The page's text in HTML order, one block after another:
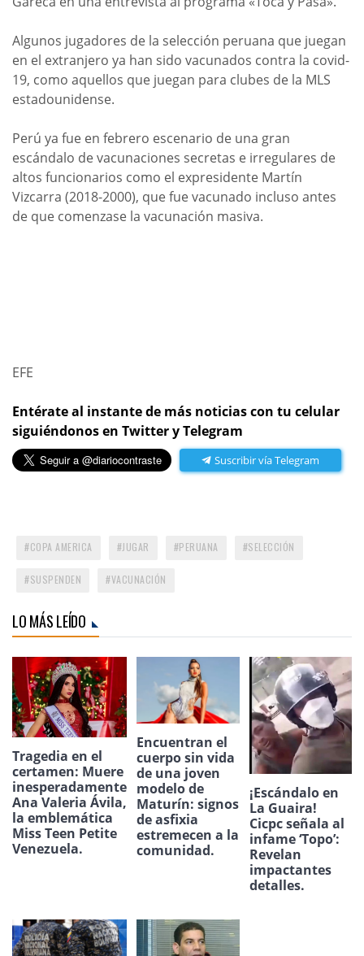
Algunos jugadores de la selección peruana que juegan
en el extranjero ya han sido vacunados contra la covid-
19, como aquellos que juegan para clubes de la MLS
estadounidense.
Perú ya fue en febrero escenario de una gran
escándalo de vacunaciones secretas e irregulares de
altos funcionarios como el expresidente Martín
Vizcarra (2018-2000), que fue vacunado incluso antes
de que comenzase la vacunación masiva.
EFE
Entérate al instante de más noticias con tu celular
siguiéndonos en Twitter y Telegram
Suscribir vía Telegram
COPA AMERICA JUGAR PERUANA SELECCIÓN
SUSPENDEN VACUNACIÓN
LO MÁS LEÍDO
Tragedia en el
certamen: Muere
inesperadamente
Ana Valeria Ávila,
la emblemática
Miss Teen Petite
Venezuela.
Encuentran el
cuerpo sin vida
de una joven
modelo de
Maturín: signos
de asfixia
estremecen a la
comunidad.
¡Escándalo en
La Guaira!
Cicpc señala al
infame ‘Topo’:
Revelan
impactantes
detalles.